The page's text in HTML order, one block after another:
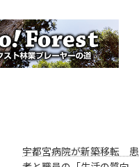
宇都宮病院が新築移転 患